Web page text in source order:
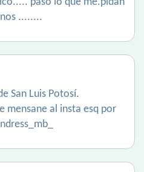
........
San Luis Potosí.
mensane al insta esq por